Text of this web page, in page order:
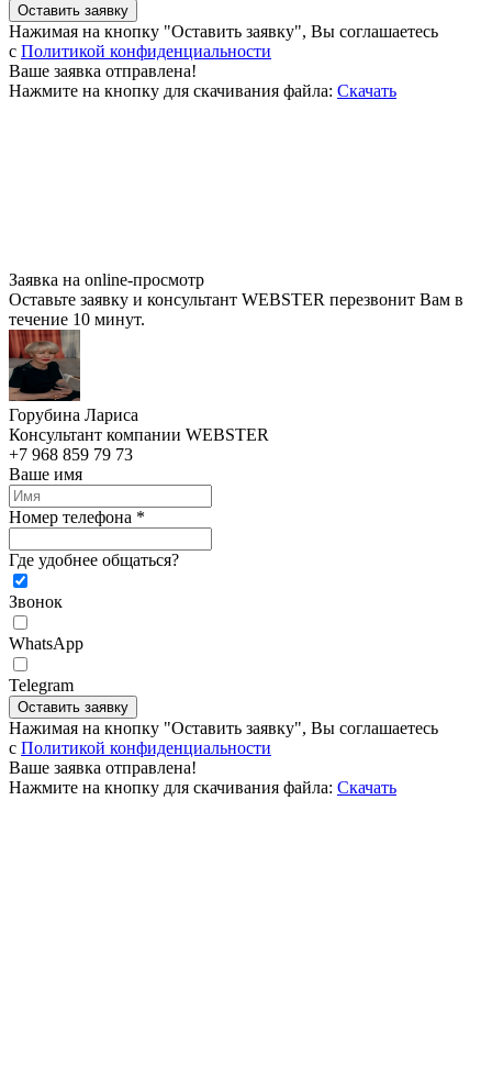
Оставить заявку
Нажимая на кнопку "Оставить заявку", Вы соглашаетесь
c Политикой конфиденциальности
Ваше заявка отправлена!
Нажмите на кнопку для скачивания файла: Скачать
Заявка на online-просмотр
Оставьте заявку и консультант WEBSTER перезвонит Вам в
течение 10 минут.
Горубина Лариса
Консультант компании WEBSTER
+7 968 859 79 73
Ваше имя
Номер телефона *
Где удобнее общаться?
Звонок
WhatsApp
Telegram
Оставить заявку
Нажимая на кнопку "Оставить заявку", Вы соглашаетесь
c Политикой конфиденциальности
Ваше заявка отправлена!
Нажмите на кнопку для скачивания файла: Скачать